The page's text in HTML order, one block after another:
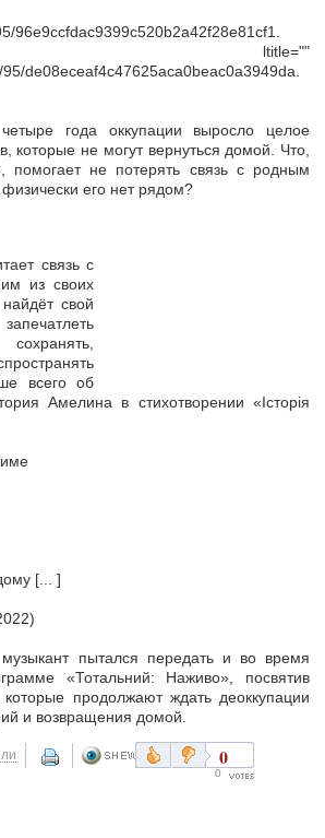
96e9ccfdac9399c520b2a42f28e81cf1.
ltitle=""
de08eceaf4c47625aca0beac0a3949da.
года оккупации выросло целое
которые не могут вернуться домой. Что,
не потерять связь с родным
его нет рядом?
связь с
из своих
свой
всего об
Амелина в стихотворении «Історія
[... ]
пытался передать и во время
«Тотальний: Наживо», посвятив
продолжают ждать деоккупации
и возвращения домой.
0
0